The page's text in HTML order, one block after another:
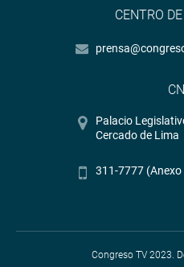
CENTRO
Palacio
Cercado de Lima
311-7777 (Anexo
Congreso TV 2023.